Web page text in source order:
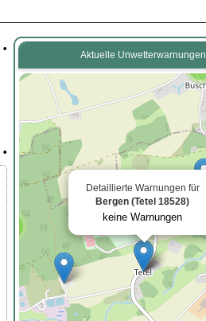
Aktuelle Unwetterwarnungen
2
Detaillierte Warnungen für
Bergen (Tetel 18528)
keine Warnungen